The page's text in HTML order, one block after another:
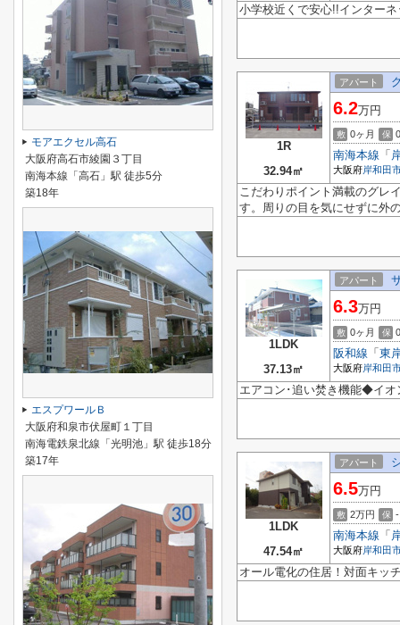
小学校近くで安心!!インター
1R
32.94㎡
アパート
6.2万円
敷 0ヶ月 保
南海本線 「
大阪府岸和田
こだわりポイント満載のグ
す。周りの目を気にせずに外
1LDK
37.13㎡
アパート
6.3万円
敷 0ヶ月 保
阪和線 「 東
大阪府岸和田
エアコン･追い焚き機能◆イオ
1LDK
47.54㎡
アパート
6.5万円
敷 2万円 保 -
南海本線 「
大阪府岸和田
オール電化の住居！対面キッ
モアエクセル高石
大阪府高石市綾園３丁目
南海本線「高石」駅 徒歩5分
築18年
エスプワールＢ
大阪府和泉市伏屋町１丁目
南海電鉄泉北線「光明池」駅 徒歩18分
築17年